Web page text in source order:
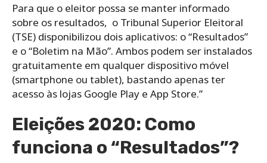
Para que o eleitor possa se manter informado
sobre os resultados, o Tribunal Superior Eleitoral
(TSE) disponibilizou dois aplicativos: o “Resultados”
e o “Boletim na Mão”. Ambos podem ser instalados
gratuitamente em qualquer dispositivo móvel
(smartphone ou tablet), bastando apenas ter
acesso às lojas Google Play e App Store.”
Eleições 2020: Como
funciona o “Resultados”?